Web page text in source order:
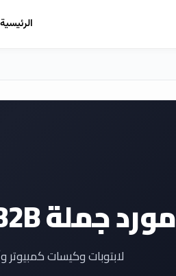
الرئيسية
مورد جملة B2B لـ